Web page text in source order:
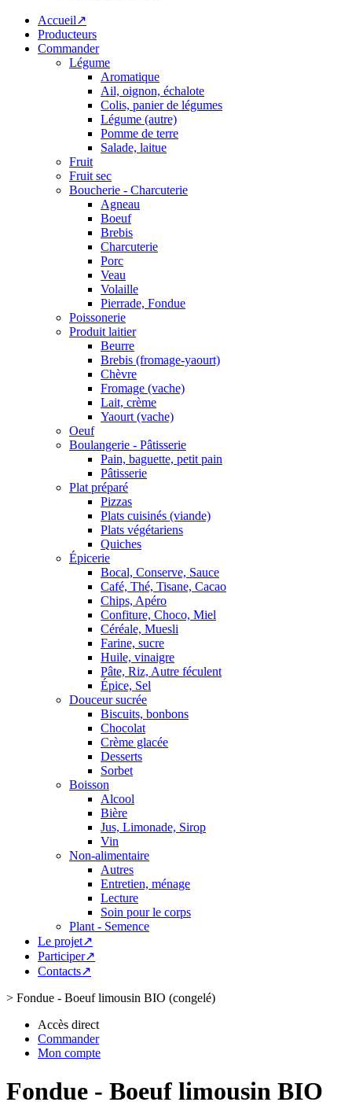
Accueil↗
Producteurs
Commander
Légume
Aromatique
Ail, oignon, échalote
Colis, panier de légumes
Légume (autre)
Pomme de terre
Salade, laitue
Fruit
Fruit sec
Boucherie - Charcuterie
Agneau
Boeuf
Brebis
Charcuterie
Porc
Veau
Volaille
Pierrade, Fondue
Poissonerie
Produit laitier
Beurre
Brebis (fromage-yaourt)
Chèvre
Fromage (vache)
Lait, crème
Yaourt (vache)
Oeuf
Boulangerie - Pâtisserie
Pain, baguette, petit pain
Pâtisserie
Plat préparé
Pizzas
Plats cuisinés (viande)
Plats végétariens
Quiches
Épicerie
Bocal, Conserve, Sauce
Café, Thé, Tisane, Cacao
Chips, Apéro
Confiture, Choco, Miel
Céréale, Muesli
Farine, sucre
Huile, vinaigre
Pâte, Riz, Autre féculent
Épice, Sel
Douceur sucrée
Biscuits, bonbons
Chocolat
Crème glacée
Desserts
Sorbet
Boisson
Alcool
Bière
Jus, Limonade, Sirop
Vin
Non-alimentaire
Autres
Entretien, ménage
Lecture
Soin pour le corps
Plant - Semence
Le projet↗
Participer↗
Contacts↗
> Fondue - Boeuf limousin BIO (congelé)
Accès direct
Commander
Mon compte
Fondue - Boeuf limousin BIO